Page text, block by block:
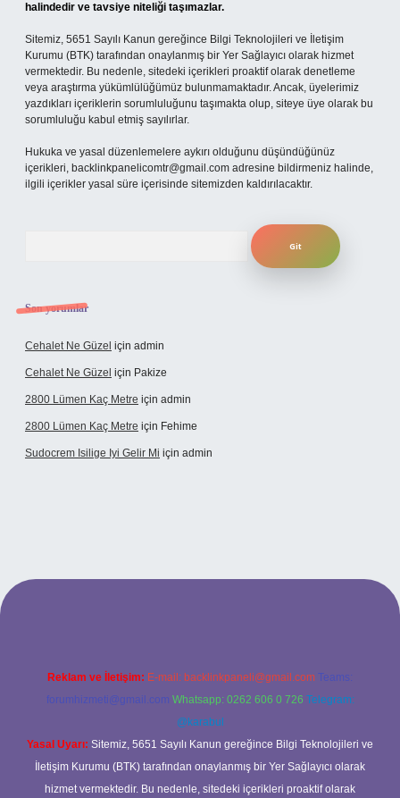
halindedir ve tavsiye niteliği taşımazlar.
Sitemiz, 5651 Sayılı Kanun gereğince Bilgi Teknolojileri ve İletişim
Kurumu (BTK) tarafından onaylanmış bir Yer Sağlayıcı olarak hizmet
vermektedir. Bu nedenle, sitedeki içerikleri proaktif olarak denetleme
veya araştırma yükümlülüğümüz bulunmamaktadır. Ancak, üyelerimiz
yazdıkları içeriklerin sorumluluğunu taşımakta olup, siteye üye olarak bu
sorumluluğu kabul etmiş sayılırlar.
Hukuka ve yasal düzenlemelere aykırı olduğunu düşündüğünüz
içerikleri, backlinkpanelicomtr@gmail.com adresine bildirmeniz halinde,
ilgili içerikler yasal süre içerisinde sitemizden kaldırılacaktır.
Son yorumlar
Cehalet Ne Güzel için admin
Cehalet Ne Güzel için Pakize
2800 Lümen Kaç Metre için admin
2800 Lümen Kaç Metre için Fehime
Sudocrem Isilige Iyi Gelir Mi için admin
opera bet giriş
Reklam ve İletişim: E-mail: backlinkpaneli@gmail.com Teams:
forumhizmeti@gmail.com Whatsapp: 0262 606 0 726 Telegram:
@karabul
Yasal Uyarı: Sitemiz, 5651 Sayılı Kanun gereğince Bilgi Teknolojileri ve
İletişim Kurumu (BTK) tarafından onaylanmış bir Yer Sağlayıcı olarak
hizmet vermektedir. Bu nedenle, sitedeki içerikleri proaktif olarak